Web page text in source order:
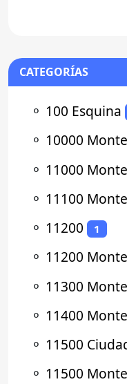
CATEGORÍAS
⚬ 100 Esquina
⚬ 10000
⚬ 11000
⚬ 11100
⚬ 11200 1
⚬ 11200
⚬ 11300
⚬ 11400
⚬ 11500
⚬ 11500